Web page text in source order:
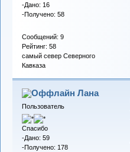
-Дано: 16
-Получено: 58
Сообщений: 9
Рейтинг: 58
самый север Северного
Кавказа
Лана
Пользователь
Спасибо
-Дано: 59
-Получено: 178